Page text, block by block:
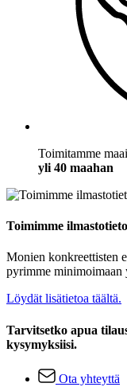
Toimitamme
yli 40 maahan
Toimimme
Monien konkreettisten
pyrimme minimoimaan
Löydät lisätietoa täältä.
Tarvitsetko apua
kysymyksiisi.
Ota yhteyttä